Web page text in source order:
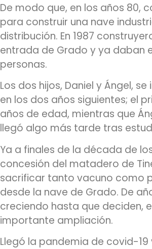
De modo que, en los años 80,
para construir una nave
distribución. En 1987
entrada de Grado y ya daban
personas.
Los dos hijos, Daniel y Ángel,
en los dos años siguientes; el
años de edad, mientras que
llegó algo más tarde tras
Ya a finales de la década de
concesión del matadero de
sacrificar tanto vacuno como
desde la nave de Grado. De
creciendo hasta que deciden,
importante ampliación.
Llegó la pandemia de covid-